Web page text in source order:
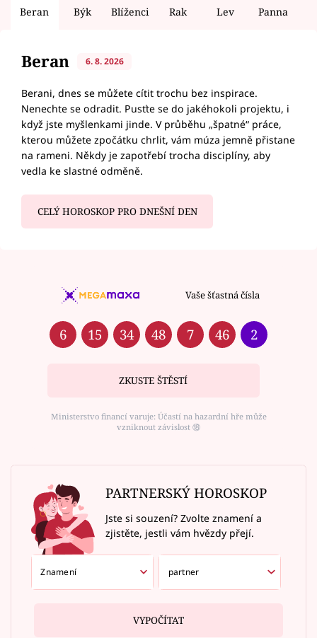
Beran Býk Blíženci Rak Lev Panna
Beran 6. 8. 2026
Berani, dnes se můžete cítit trochu bez inspirace.
Nenechte se odradit. Pusťte se do jakéhokoli projektu, i
když jste myšlenkami jinde. V průběhu „špatné“ práce,
kterou můžete zpočátku chrlit, vám múza jemně přistane
na rameni. Někdy je zapotřebí trocha disciplíny, aby
vedla ke slastné odměně.
CELÝ HOROSKOP PRO DNEŠNÍ DEN
Vaše šťastná čísla
6 15 34 48 7 46 2
ZKUSTE ŠTĚSTÍ
Ministerstvo financí varuje: Účastí na hazardní hře může
vzniknout závislost ⑱
PARTNERSKÝ HOROSKOP
Jste si souzení? Zvolte znamení a
zjistěte, jestli vám hvězdy přejí.
VYPOČÍTAT